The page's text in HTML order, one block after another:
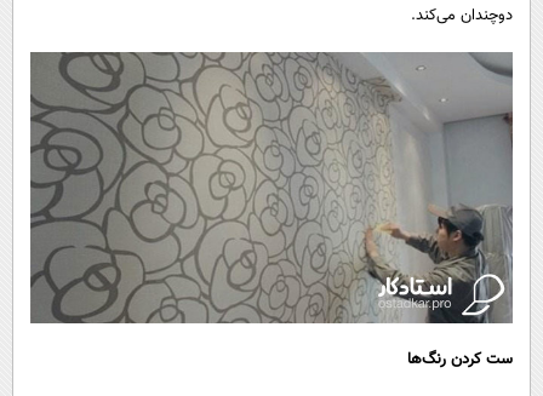
دوچندان می‌کند.
ست کردن رنگ‌ها